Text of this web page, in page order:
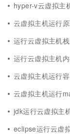
hyper-v云虚拟主
云虚拟主机运行
运行云虚拟主机栈
运行云虚拟主机
云虚拟主机运行
云虚拟主机运行
jdk运行云虚拟主
eclipse运行云虚